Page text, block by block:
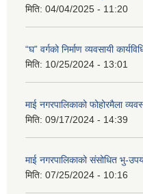
मिति: 04/04/2025 - 11:20
“घ” वर्गको निर्माण व्यवसायी
मिति: 10/25/2024 - 13:01
माई नगरपालिकाको फोहोरमैला
मिति: 09/17/2024 - 14:39
माई नगरपालिकाको संसोधित भु-
मिति: 07/25/2024 - 10:16